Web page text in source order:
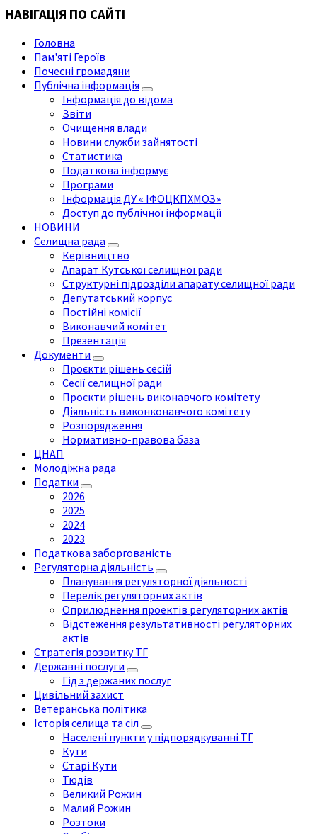
НАВІГАЦІЯ ПО САЙТІ
Головна
Пам'яті Героїв
Почесні громадяни
Публічна інформація
Інформація до відома
Звіти
Очищення влади
Новини служби зайнятості
Статистика
Податкова інформує
Програми
Інформація ДУ « ІФОЦКПХМОЗ»
Доступ до публічної інформації
НОВИНИ
Селищна рада
Керівництво
Апарат Кутської селищної ради
Структурні підрозділи апарату селищної ради
Депутатський корпус
Постійні комісії
Виконавчий комітет
Презентація
Документи
Проєкти рішень сесій
Сесії селищної ради
Проєкти рішень виконавчого комітету
Діяльність виконконавчого комітету
Розпорядження
Нормативно-правова база
ЦНАП
Молодіжна рада
Податки
2026
2025
2024
2023
Податкова заборгованість
Регуляторна діяльність
Планування регуляторної діяльності
Перелік регуляторних актів
Оприлюднення проектів регуляторних актів
Відстеження результативності регуляторних
актів
Стратегія розвитку ТГ
Державні послуги
Гід з держаних послуг
Цивільний захист
Ветеранська політика
Історія селища та сіл
Населені пункти у підпорядкуванні ТГ
Кути
Старі Кути
Тюдів
Великий Рожин
Малий Рожин
Розтоки